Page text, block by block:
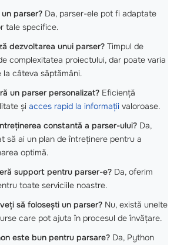
parser? Da, parser-ele pot fi adaptate
tale specifice.
dezvoltarea unui parser? Timpul de
complexitatea proiectului, dar poate varia
la câteva săptămâni.
un parser personalizat? Eficiență
și acces rapid la informații valoroase.
constantă a parser-ului? Da,
să ai un plan de întreținere pentru a
optimă.
support pentru parser-e? Da, oferim
toate serviciile noastre.
să folosești un parser? Nu, există unelte
care pot ajuta în procesul de învățare.
este bun pentru parsare? Da, Python